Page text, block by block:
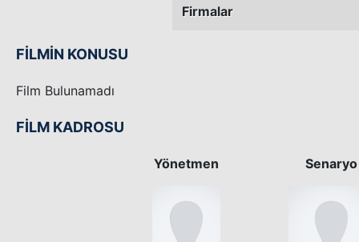
Firmalar
FİLMİN KONUSU
Film Bulunamadı
FİLM KADROSU
Yönetmen Senaryo